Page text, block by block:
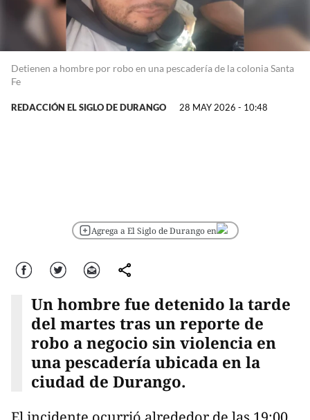
Detienen a hombre por robo en una pescadería de la colonia Santa
Fe
REDACCIÓN EL SIGLO DE DURANGO 28 MAY 2026 - 10:48
Agrega a El Siglo de Durango en
Facebook Twitter Correo comparte
Un hombre fue detenido la tarde
del martes tras un reporte de
robo a negocio sin violencia en
una pescadería ubicada en la
ciudad de Durango.